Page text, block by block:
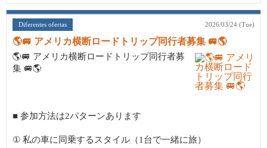
Diferentes ofertas 2026/03/24 (Tue)
🌎🚐 アメリカ横断ロードトリップ同行者募集 🚐🌎
🌎🚐 アメリカ横断ロードトリップ同行者募
集 🚐🌎
■ 参加方法は2パターンあります
① 私の車に同乗するスタイル（1台で一緒に旅）